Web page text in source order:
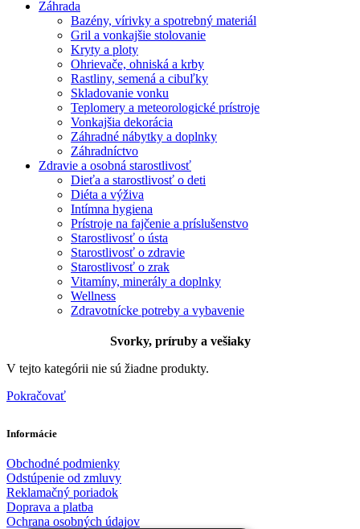
Záhrada
Bazény, vírivky a spotrebný materiál
Gril a vonkajšie stolovanie
Kryty a ploty
Ohrievače, ohniská a krby
Rastliny, semená a cibuľky
Skladovanie vonku
Teplomery a meteorologické prístroje
Vonkajšia dekorácia
Záhradné nábytky a doplnky
Záhradníctvo
Zdravie a osobná starostlivosť
Dieťa a starostlivosť o deti
Diéta a výživa
Intímna hygiena
Prístroje na fajčenie a príslušenstvo
Starostlivosť o ústa
Starostlivosť o zdravie
Starostlivosť o zrak
Vitamíny, minerály a doplnky
Wellness
Zdravotnícke potreby a vybavenie
Svorky, príruby a vešiaky
V tejto kategórii nie sú žiadne produkty.
Pokračovať
Informácie
Obchodné podmienky
Odstúpenie od zmluvy
Reklamačný poriadok
Doprava a platba
Ochrana osobných údajov